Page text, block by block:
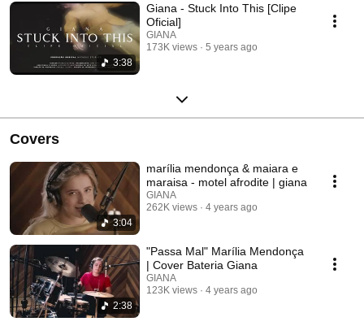
3:38
Giana - Stuck Into This [Clipe
Oficial]
GIANA
173K views
5 years ago
Covers
3:04
marília mendonça & maiara e
maraisa - motel afrodite | giana
GIANA
262K views
4 years ago
2:38
"Passa Mal" Marília Mendonça
| Cover Bateria Giana
GIANA
123K views
4 years ago